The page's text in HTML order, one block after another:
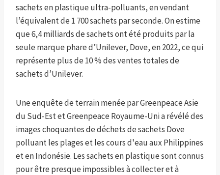
sachets en plastique ultra-polluants, en vendant
l’équivalent de 1 700 sachets par seconde. On estime
que 6,4 milliards de sachets ont été produits par la
seule marque phare d’Unilever, Dove, en 2022, ce qui
représente plus de 10 % des ventes totales de
sachets d’Unilever.
Une enquête de terrain menée par Greenpeace Asie
du Sud-Est et Greenpeace Royaume-Uni a révélé des
images choquantes de déchets de sachets Dove
polluant les plages et les cours d'eau aux Philippines
et en Indonésie. Les sachets en plastique sont connus
pour être presque impossibles à collecter et à